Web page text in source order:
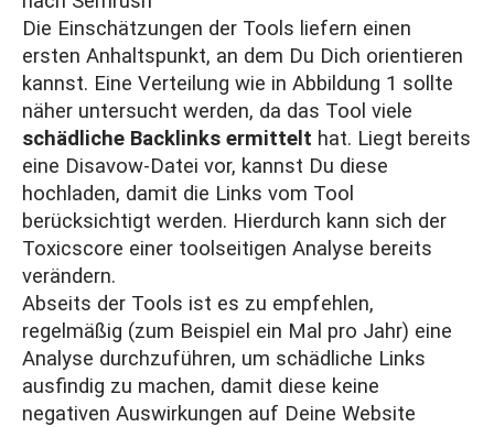
Die Einschätzungen der Tools liefern einen
ersten Anhaltspunkt, an dem Du Dich orientieren
kannst. Eine Verteilung wie in Abbildung 1 sollte
näher untersucht werden, da das Tool viele
schädliche Backlinks ermittelt hat. Liegt bereits
eine Disavow-Datei vor, kannst Du diese
hochladen, damit die Links vom Tool
berücksichtigt werden. Hierdurch kann sich der
Toxicscore einer toolseitigen Analyse bereits
verändern.
Abseits der Tools ist es zu empfehlen,
regelmäßig (zum Beispiel ein Mal pro Jahr) eine
Analyse durchzuführen, um schädliche Links
ausfindig zu machen, damit diese keine
negativen Auswirkungen auf Deine Website